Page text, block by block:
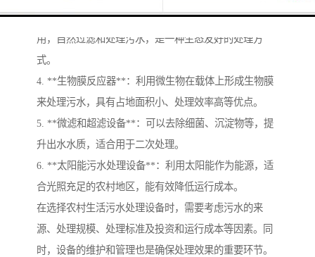
3. **人工湿地**：通过植物的根系和土壤微生物的作
用，自然过滤和处理污水，是一种生态友好的处理方
式。
4. **生物膜反应器**：利用微生物在载体上形成生物膜
来处理污水，具有占地面积小、处理效率高等优点。
5. **微滤和超滤设备**：可以去除细菌、沉淀物等，提
升出水水质，适合用于二次处理。
6. **太阳能污水处理设备**：利用太阳能作为能源，适
合光照充足的农村地区，能有效降低运行成本。
在选择农村生活污水处理设备时，需要考虑污水的来
源、处理规模、处理标准及投资和运行成本等因素。同
时，设备的维护和管理也是确保处理效果的重要环节。